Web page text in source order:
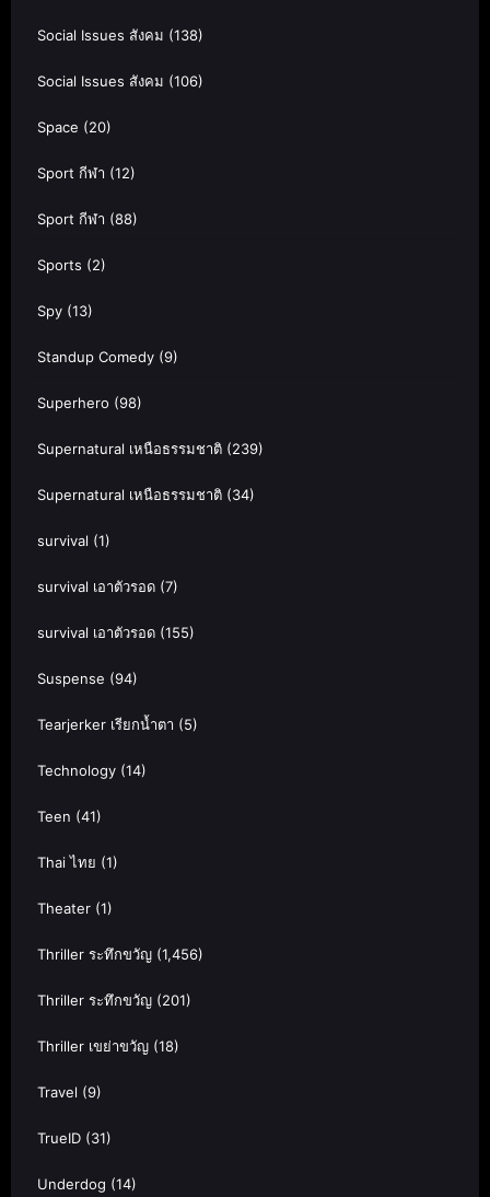
Social Issues สังคม (138)
Social Issues สังคม (106)
Space (20)
Sport กีฬา (12)
Sport กีฬา (88)
Sports (2)
Spy (13)
Standup Comedy (9)
Superhero (98)
Supernatural เหนือธรรมชาติ (239)
Supernatural เหนือธรรมชาติ (34)
survival (1)
survival เอาตัวรอด (7)
survival เอาตัวรอด (155)
Suspense (94)
Tearjerker เรียกน้ำตา (5)
Technology (14)
Teen (41)
Thai ไทย (1)
Theater (1)
Thriller ระทึกขวัญ (1,456)
Thriller ระทึกขวัญ (201)
Thriller เขย่าขวัญ (18)
Travel (9)
TrueID (31)
Underdog (14)